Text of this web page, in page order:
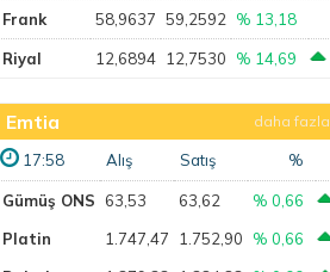
Frank 58,9637 59,2592 % 13,18
Riyal 12,6894 12,7530 % 14,69
Emtia daha fazla
17:58 Alış Satış %
Gümüş ONS 63,53 63,62
% 0,66
Platin
1.747,47 1.752,90
% 0,66